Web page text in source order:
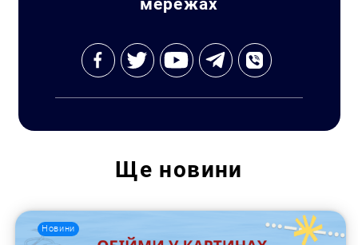
Пошук за запитом:
Ще новини
Новини